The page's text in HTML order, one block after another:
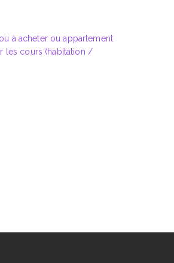
à acheter ou appartement
les cours (habitation /